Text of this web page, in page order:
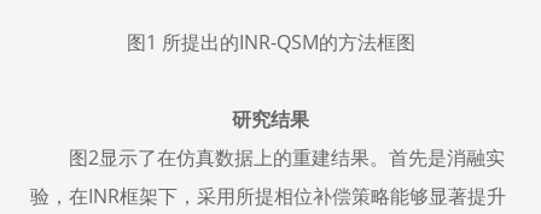
图1 所提出的INR-QSM的方法框图
研究结果
图2显示了在仿真数据上的重建结果。首先是消融实
验，在INR框架下，采用所提相位补偿策略能够显著提升